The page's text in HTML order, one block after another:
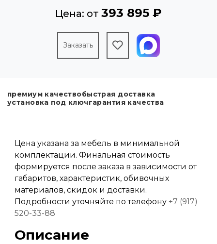
Цена: от 393 895 ₽
Заказать
премиум качествобыстрая доставка
установка под ключгарантия качества
Цена указана за мебель в минимальной
комплектации. Финальная стоимость
формируется после заказа в зависимости от
габаритов, характеристик, обивочных
материалов, скидок и доставки.
Подробности уточняйте по телефону +7 (917)
520-33-88
Описание